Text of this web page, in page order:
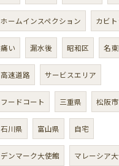
ホームインスペクション カビ
痛い 漏水後 昭和区 名
高速道路 サービスエリア
フードコート 三重県 松阪市
石川県 富山県 自宅
デンマーク大使館 マレーシア